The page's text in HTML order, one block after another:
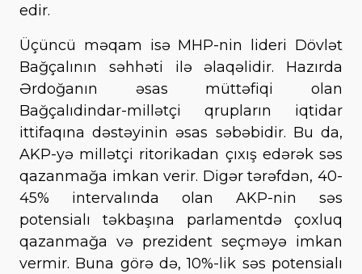
edir.
Üçüncü məqam isə MHP-nin lideri Dövlət
Bağçalının səhhəti ilə əlaqəlidir. Hazırda
Ərdoğanın əsas müttəfiqi olan
Bağçalıdindar-millətçi qrupların iqtidar
ittifaqına dəstəyinin əsas səbəbidir. Bu da,
AKP-yə millətçi ritorikadan çıxış edərək səs
qazanmağa imkan verir. Digər tərəfdən, 40-
45% intervalında olan AKP-nin səs
potensialı təkbaşına parlamentdə çoxluq
qazanmağa və prezident seçməyə imkan
vermir. Buna görə də, 10%-lik səs potensialı